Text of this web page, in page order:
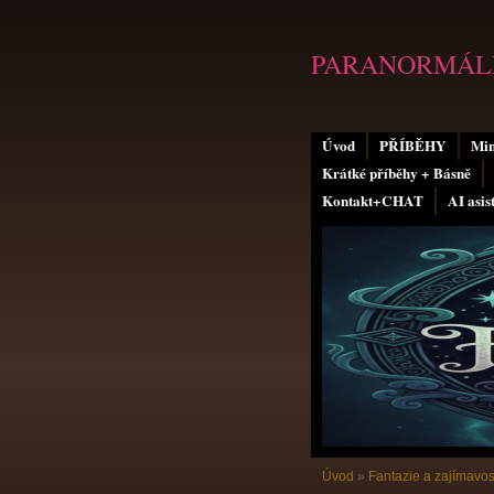
Úvod PŘÍBĚHY
Krátké příběhy + Básně
Kontakt+CHAT
AI
Úvod » Fantazie a